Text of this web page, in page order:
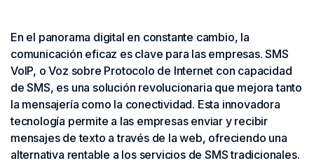
En el panorama digital en constante cambio, la
comunicación eficaz es clave para las empresas. SMS
VoIP, o Voz sobre Protocolo de Internet con capacidad
de SMS, es una solución revolucionaria que mejora tanto
la mensajería como la conectividad. Esta innovadora
tecnología permite a las empresas enviar y recibir
mensajes de texto a través de la web, ofreciendo una
alternativa rentable a los servicios de SMS tradicionales.